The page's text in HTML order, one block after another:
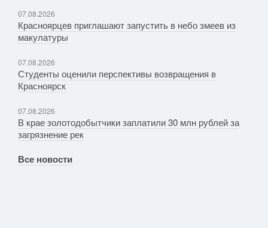
07.08.2026
Красноярцев приглашают запустить в небо змеев из
макулатуры
07.08.2026
Студенты оценили перспективы возвращения в
Красноярск
07.08.2026
В крае золотодобытчики заплатили 30 млн рублей за
загрязнение рек
Все новости